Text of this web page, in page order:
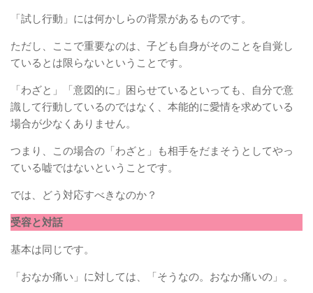
「試し行動」には何かしらの背景があるものです。
ただし、ここで重要なのは、子ども自身がそのことを自覚し
ているとは限らないということです。
「わざと」「意図的に」困らせているといっても、自分で意
識して行動しているのではなく、本能的に愛情を求めている
場合が少なくありません。
つまり、この場合の「わざと」も相手をだまそうとしてやっ
ている嘘ではないということです。
では、どう対応すべきなのか？
受容と対話
基本は同じです。
「おなか痛い」に対しては、「そうなの。おなか痛いの」。